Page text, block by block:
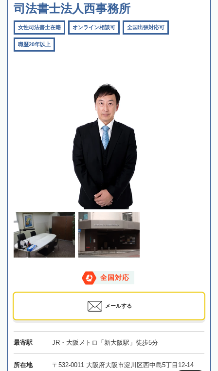
司法書士法人西事務所
女性司法書士在籍 オンライン相談可 全国出張対応可
職歴20年以上
全国対応
メールする
最寄駅 JR・大阪メトロ「新大阪駅」徒歩5分
所在地
〒532-0011 大阪府大阪市淀川区西中島5丁目12-14